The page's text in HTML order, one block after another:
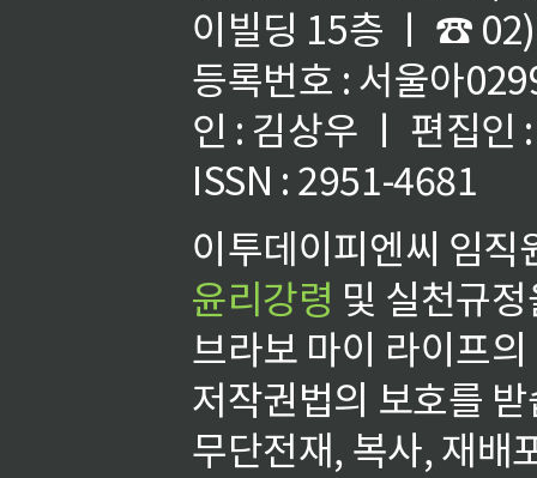
이빌딩 15층 ㅣ ☎
등록번호 : 서울아
인 : 김상우 ㅣ 편집인
ISSN : 2951-4681
이투데이피엔씨 임
윤리강령 및 실천규
브라보 마이 라이프
저작권법의 보호를
무단전재, 복사, 재배